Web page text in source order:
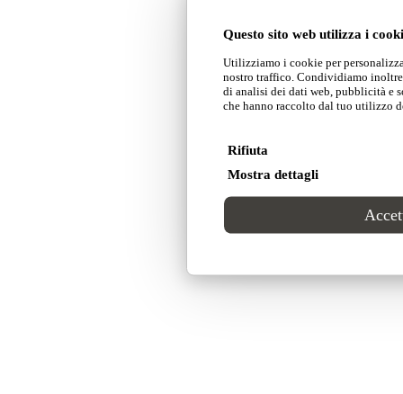
Questo sito web utilizza i
Utilizziamo i cookie per
nostro traffico. Condividiamo
di analisi dei dati web, pubblicità e
che hanno raccolto dal tuo utilizzo
Rifiuta
Mostra dettagli